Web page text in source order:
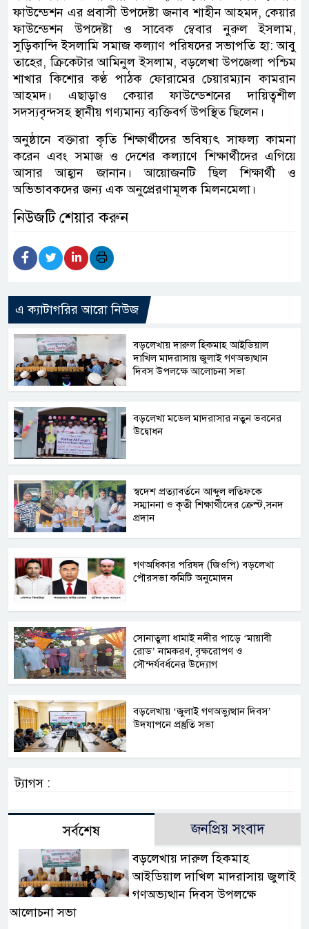
ফাউন্ডেশন এর প্রবাসী উপদেষ্টা জনাব শাহীন আহমদ, কেয়ার
ফাউন্ডেশন উপদেষ্টা ও সাবেক ম্বেবার নুরুল ইসলাম,
সুড়িকান্দি ইসলামি সমাজ কল্যাণ পরিষদের সভাপতি হা: আবু
তাহের, ক্রিকেটার আমিনুল ইসলাম, বড়লেখা উপজেলা পশ্চিম
শাখার কিশোর কণ্ঠ পাঠক ফোরামের চেয়ারম্যান কামরান
আহমদ। এছাড়াও কেয়ার ফাউন্ডেশনের দায়িত্বশীল
সদস্যবৃন্দসহ স্থানীয় গণ্যমান্য ব্যক্তিবর্গ উপস্থিত ছিলেন।
অনুষ্ঠানে বক্তারা কৃতি শিক্ষার্থীদের ভবিষ্যৎ সাফল্য কামনা
করেন এবং সমাজ ও দেশের কল্যাণে শিক্ষার্থীদের এগিয়ে
আসার আহ্বান জানান। আয়োজনটি ছিল শিক্ষার্থী ও
অভিভাবকদের জন্য এক অনুপ্রেরণামূলক মিলনমেলা।
নিউজটি শেয়ার করুন
এ ক্যাটাগরির আরো নিউজ
বড়লেখায় দারুল হিকমাহ আইডিয়াল
দাখিল মাদরাসায় জুলাই গণঅভ্যত্থান
দিবস উপলক্ষে আলোচনা সভা
বড়লেখা মডেল মাদরাসার নতুন ভবনের
উদ্বোধন
স্বদেশ প্রত্যাবর্তনে আব্দুল লতিফকে
সম্মাননা ও কৃতী শিক্ষার্থীদের ক্রেস্ট,সনদ
প্রদান
গণঅধিকার পরিষদ (জিওপি) বড়লেখা
পৌরসভা কমিটি অনুমোদন
সোনাতুলা ধামাই নদীর পাড়ে ‘মায়াবী
রোড’ নামকরণ, বৃক্ষরোপণ ও
সৌন্দর্যবর্ধনের উদ্যোগ
বড়লেখায় ‘জুলাই গণঅভ্যুত্থান দিবস’
উদযাপনে প্রস্তুতি সভা
ট্যাগস :
সর্বশেষ জনপ্রিয় সংবাদ
বড়লেখায় দারুল হিকমাহ
আইডিয়াল দাখিল মাদরাসায় জুলাই
গণঅভ্যত্থান দিবস উপলক্ষে
আলোচনা সভা